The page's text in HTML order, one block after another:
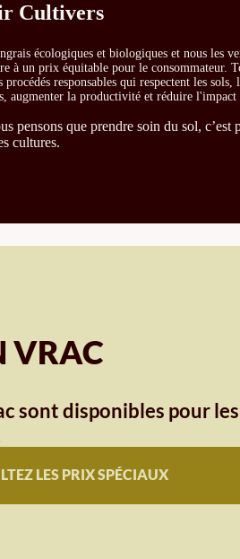
Cultivers
écologiques et biologiques et nous les
à un prix équitable pour le
responsables qui respectent les
augmenter la productivité et réduire
pensons que prendre soin du sol,
cultures.
VRAC
sont disponibles pour
LES PRIX SPÉCIAUX